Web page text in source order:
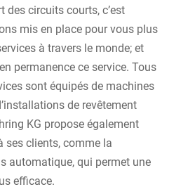
des circuits courts, c’est
mis en place pour vous plus
à travers le monde; et
permanence ce service. Tous
sont équipés de machines
de revêtement
KG propose également
ses clients, comme la
automatique, qui permet une
efficace.